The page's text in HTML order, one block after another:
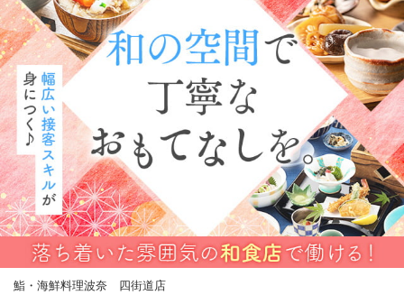
鮨・海鮮料理波奈 四街道店